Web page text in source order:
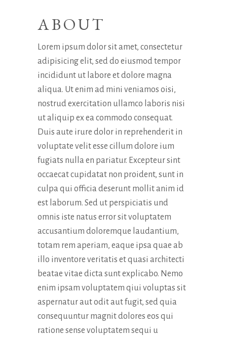
ABOUT
Lorem ipsum dolor sit amet, consectetur
adipisicing elit, sed do eiusmod tempor
incididunt ut labore et dolore magna
aliqua. Ut enim ad mini veniamos oisi,
nostrud exercitation ullamco laboris nisi
ut aliquip ex ea commodo consequat.
Duis aute irure dolor in reprehenderit in
voluptate velit esse cillum dolore ium
fugiats nulla en pariatur. Excepteur sint
occaecat cupidatat non proident, sunt in
culpa qui officia deserunt mollit anim id
est laborum. Sed ut perspiciatis und
omnis iste natus error sit voluptatem
accusantium doloremque laudantium,
totam rem aperiam, eaque ipsa quae ab
illo inventore veritatis et quasi architecti
beatae vitae dicta sunt explicabo. Nemo
enim ipsam voluptatem qiui voluptas sit
aspernatur aut odit aut fugit, sed quia
consequuntur magnit dolores eos qui
ratione sense voluptatem sequi u